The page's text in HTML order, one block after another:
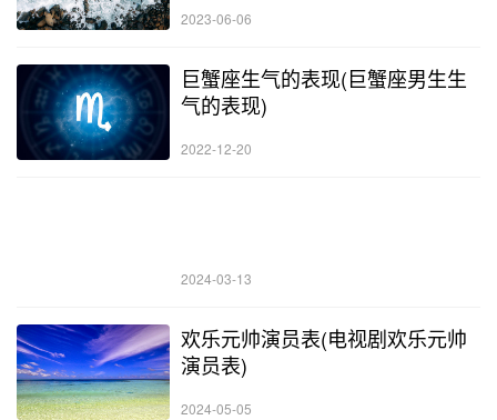
2023-06-06
巨蟹座生气的表现(巨蟹座男生生
气的表现)
2022-12-20
2024-03-13
欢乐元帅演员表(电视剧欢乐元帅
演员表)
2024-05-05